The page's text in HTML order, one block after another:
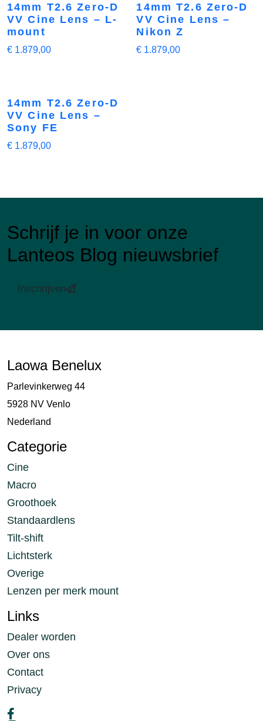
14mm T2.6 Zero-D
VV Cine Lens – L-
mount
€ 1.879,00
14mm T2.6 Zero-D
VV Cine Lens –
Nikon Z
€ 1.879,00
14mm T2.6 Zero-D
VV Cine Lens –
Sony FE
€ 1.879,00
Schrijf je in voor onze
Lanteos Blog nieuwsbrief
Inschrijven
Laowa Benelux
Parlevinkerweg 44
5928 NV Venlo
Nederland
Categorie
Cine
Macro
Groothoek
Standaardlens
Tilt-shift
Lichtsterk
Overige
Lenzen per merk mount
Links
Dealer worden
Over ons
Contact
Privacy